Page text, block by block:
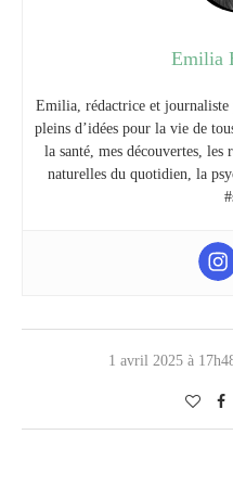
Emilia
Emilia, rédactrice et
pleins d’idées pour la vie de
la santé, mes découvertes, les
naturelles du quotidien, la
1 avril 2025 à